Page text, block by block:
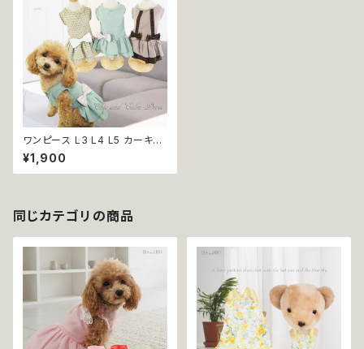
ワンピース L3 L4 L5 カーキー
ゴールド グリーン チャコール リ
ボン ドット レトロ柄 ティアード
小型 犬 猫 ペット 服 犬服 かわ
¥1,900
同じカテゴリの商品